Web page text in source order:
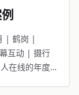
| 鹤岗 |
互动 | 摄行
在线的年度